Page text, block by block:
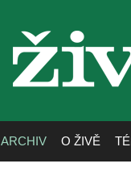
živa
ARCHIV O ŽIVĚ